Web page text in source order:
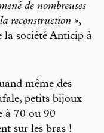
de nombreuses
reconstruction »,
la société Anticip à
même des
petits bijoux
à 70 ou 90
sur les bras !